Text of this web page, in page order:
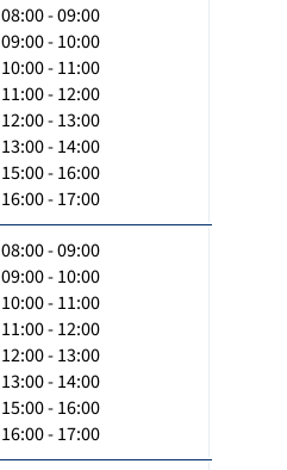
08:00 - 09:00
09:00 - 10:00
10:00 - 11:00
11:00 - 12:00
12:00 - 13:00
13:00 - 14:00
15:00 - 16:00
16:00 - 17:00
08:00 - 09:00
09:00 - 10:00
10:00 - 11:00
11:00 - 12:00
12:00 - 13:00
13:00 - 14:00
15:00 - 16:00
16:00 - 17:00